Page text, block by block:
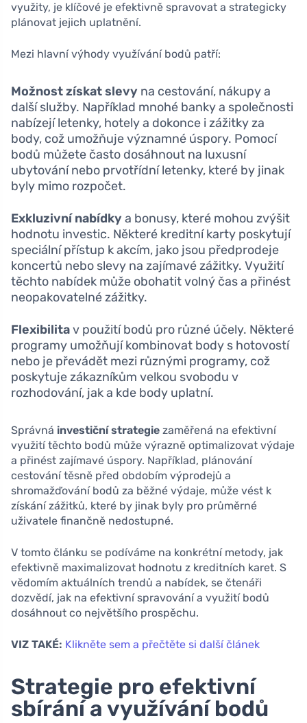
využity, je klíčové je efektivně spravovat a strategicky
plánovat jejich uplatnění.
Mezi hlavní výhody využívání bodů patří:
Možnost získat slevy na cestování, nákupy a
další služby. Například mnohé banky a společnosti
nabízejí letenky, hotely a dokonce i zážitky za
body, což umožňuje významné úspory. Pomocí
bodů můžete často dosáhnout na luxusní
ubytování nebo prvotřídní letenky, které by jinak
byly mimo rozpočet.
Exkluzivní nabídky a bonusy, které mohou zvýšit
hodnotu investic. Některé kreditní karty poskytují
speciální přístup k akcím, jako jsou předprodeje
koncertů nebo slevy na zajímavé zážitky. Využití
těchto nabídek může obohatit volný čas a přinést
neopakovatelné zážitky.
Flexibilitav použití bodů pro různé účely. Některé
programy umožňují kombinovat body s hotovostí
nebo je převádět mezi různými programy, což
poskytuje zákazníkům velkou svobodu v
rozhodování, jak a kde body uplatní.
Správná investiční strategie zaměřená na efektivní
využití těchto bodů může výrazně optimalizovat výdaje
a přinést zajímavé úspory. Například, plánování
cestování těsně před obdobím výprodejů a
shromažďování bodů za běžné výdaje, může vést k
získání zážitků, které by jinak byly pro průměrné
uživatele finančně nedostupné.
V tomto článku se podíváme na konkrétní metody, jak
efektivně maximalizovat hodnotu z kreditních karet. S
vědomím aktuálních trendů a nabídek, se čtenáři
dozvědí, jak na efektivní spravování a využití bodů
dosáhnout co největšího prospěchu.
VIZ TAKÉ: Klikněte sem a přečtěte si další článek
Strategie pro efektivní
sbírání a využívání bodů